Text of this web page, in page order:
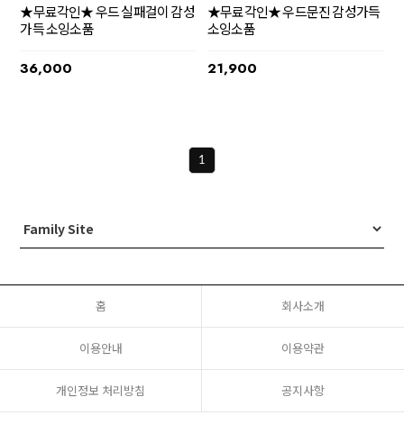
★무료각인★ 우드 실패걸이 감성
가득 소잉소품
36,000
★무료각인★ 우드문진 감성가득
소잉소품
21,900
1
홈 회사소개
이용안내 이용약관
개인정보 처리방침 공지사항